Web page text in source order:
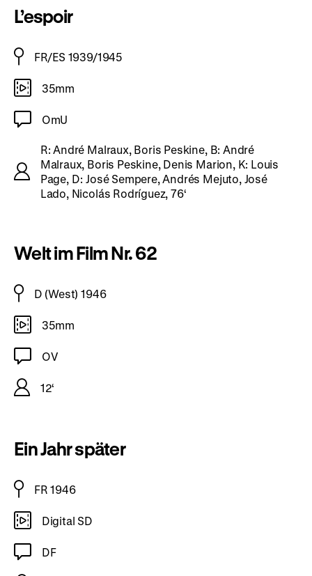
L’espoir
FR/ES 1939/1945
35mm
OmU
R: André Malraux, Boris Peskine, B: André
Malraux, Boris Peskine, Denis Marion, K: Louis
Page, D: José Sempere, Andrés Mejuto, José
Lado, Nicolás Rodríguez, 76‘
Welt im Film Nr. 62
D (West) 1946
35mm
OV
12‘
Ein Jahr später
FR 1946
Digital SD
DF